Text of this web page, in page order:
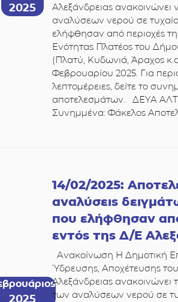
2025
Αλεξάνδρειας ανακοινώνει
αναλύσεων νερού σε
ελήφθησαν από περιοχές
Ενότητας Πλατέος του
(Πλατύ, Κυδωνιά, Άραχος
Φεβρουαρίου 2025. Για
λεπτομέρειες, δείτε το
αποτελεσμάτων. ΔΕΥΑ
Συνημμένα: Φάκελος
2025
14/02/2025:
αναλύσεις
που ελήφθησαν
εντός της Δ/Ε
Ανακοίνωση Η Δημοτική
Ύδρευσης, Αποχέτευσης
Αλεξάνδρειας ανακοινώνει
των αναλύσεων νερού σε